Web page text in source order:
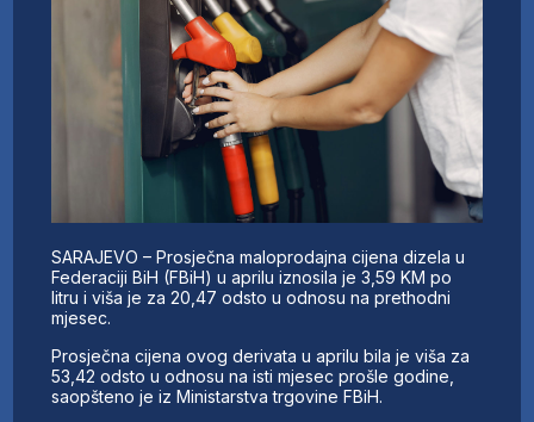
SWOT INTERVJU
KONTAKT
SARAJEVO – Prosječna maloprodajna cijena dizela u
Federaciji BiH (FBiH) u aprilu iznosila je 3,59 KM po
litru i viša je za 20,47 odsto u odnosu na prethodni
mjesec.
Prosječna cijena ovog derivata u aprilu bila je viša za
53,42 odsto u odnosu na isti mjesec prošle godine,
saopšteno je iz Ministarstva trgovine FBiH.